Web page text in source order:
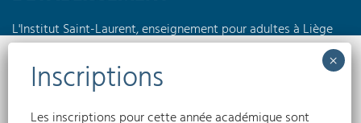
Nous utilisons des cookies pour optimiser notre site web et notre service.
Accepter
L'Institut Saint-Laurent, enseignement pour adultes à Liège
propose des formations à horaires réduits en journée, en
soirée ou encore le week-end dans différents domaines tels
que l'électricité, la pédagogie, l'informatique, les langues,
l'électromécanique...
Les inscriptions pour cette année académique sont